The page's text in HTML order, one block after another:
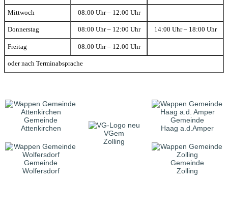
Mittwoch 08:00 Uhr – 12:00 Uhr
Donnerstag 08:00 Uhr – 12:00 Uhr 14:00 Uhr – 18:00 Uhr
Freitag 08:00 Uhr – 12:00 Uhr
oder nach Terminabsprache
Gemeinde
Attenkirchen
VGem
Zolling
Gemeinde
Haag a.d.Amper
Gemeinde
Wolfersdorf
Gemeinde
Zolling